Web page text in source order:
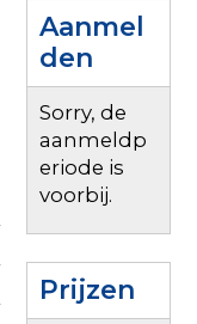
Aanmel
den
Sorry, de
aanmeldp
eriode is
voorbij.
Prijzen